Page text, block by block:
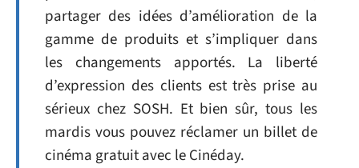
partager des idées d’amélioration de la
gamme de produits et s’impliquer dans
les changements apportés. La liberté
d’expression des clients est très prise au
sérieux chez SOSH. Et bien sûr, tous les
mardis vous pouvez réclamer un billet de
cinéma gratuit avec le Cinéday.